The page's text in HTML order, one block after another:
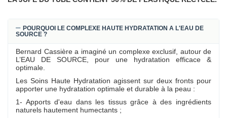
POURQUOI LE COMPLEXE HAUTE HYDRATATION A L'EAU DE
SOURCE ?
Bernard Cassière a imaginé un complexe exclusif, autour de
L’EAU DE SOURCE, pour une hydratation efficace &
optimale.
Les Soins Haute Hydratation agissent sur deux fronts pour
apporter une hydratation optimale et durable à la peau :
1- Apports d'eau dans les tissus grâce à des ingrédients
naturels hautement humectants ;